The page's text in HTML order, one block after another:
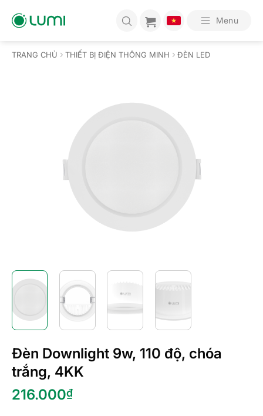
qua
Menu
TRANG CHỦ THIẾT BỊ ĐIỆN THÔNG MINH ĐÈN LED
Đèn Downlight 9w, 110 độ, chóa
trắng, 4KK
216.000₫